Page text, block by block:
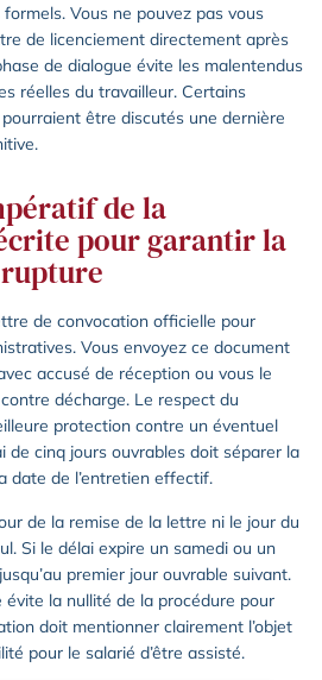
Vous ne pouvez pas vous
de licenciement directement après
de dialogue évite les malentendus
réelles du travailleur. Certains
être discutés une dernière
de la
pour garantir la
de convocation officielle pour
Vous envoyez ce document
accusé de réception ou vous le
décharge. Le respect du
protection contre un éventuel
de cinq jours ouvrables doit séparer la
date de l’entretien effectif.
de la remise de la lettre ni le jour du
Si le délai expire un samedi ou un
premier jour ouvrable suivant.
la nullité de la procédure pour
doit mentionner clairement l’objet
pour le salarié d’être assisté.